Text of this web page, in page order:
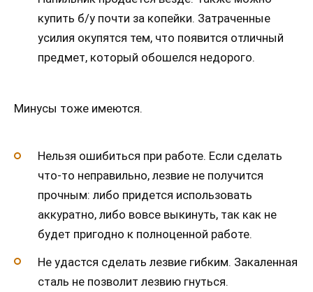
купить б/у почти за копейки. Затраченные
усилия окупятся тем, что появится отличный
предмет, который обошелся недорого.
Минусы тоже имеются.
Нельзя ошибиться при работе. Если сделать
что-то неправильно, лезвие не получится
прочным: либо придется использовать
аккуратно, либо вовсе выкинуть, так как не
будет пригодно к полноценной работе.
Не удастся сделать лезвие гибким. Закаленная
сталь не позволит лезвию гнуться.